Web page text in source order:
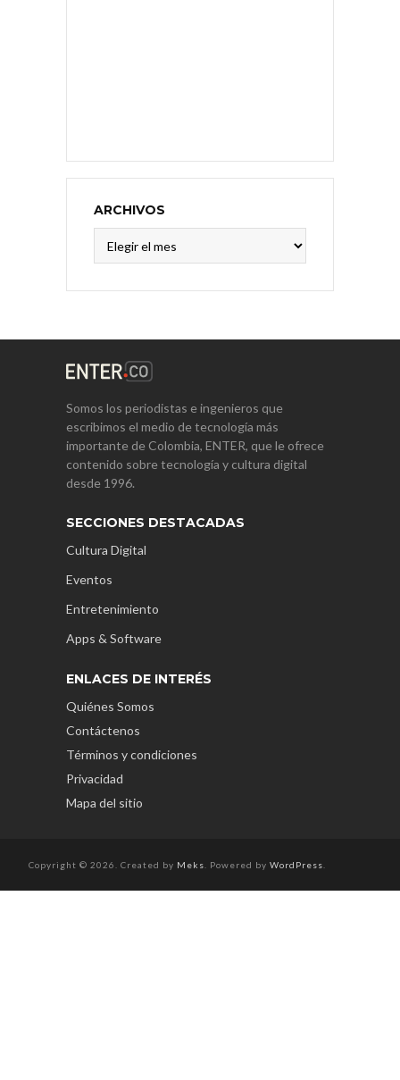
ARCHIVOS
Somos los periodistas e ingenieros que
escribimos el medio de tecnología más
importante de Colombia, ENTER, que le ofrece
contenido sobre tecnología y cultura digital
desde 1996.
SECCIONES DESTACADAS
Cultura Digital
Eventos
Entretenimiento
Apps & Software
ENLACES DE INTERÉS
Quiénes Somos
Contáctenos
Términos y condiciones
Privacidad
Mapa del sitio
Copyright © 2026. Created by Meks . Powered by WordPress